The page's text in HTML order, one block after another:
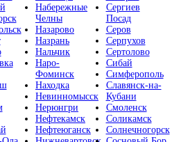
Набережные
Челны
Назарово
Назрань
Нальчик
Наро-
Фоминск
Находка
Невинномысск
Нерюнгри
Нефтекамск
Нефтеюганск
Сергиев
Посад
Серов
Серпухов
Сертолово
Сибай
Симферополь
Славянск-на-
Кубани
Смоленск
Соликамск
Солнечногорск